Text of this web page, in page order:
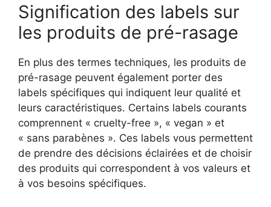
Signification des labels sur
les produits de pré-rasage
En plus des termes techniques, les produits de
pré-rasage peuvent également porter des
labels spécifiques qui indiquent leur qualité et
leurs caractéristiques. Certains labels courants
comprennent « cruelty-free », « vegan » et
« sans parabènes ». Ces labels vous permettent
de prendre des décisions éclairées et de choisir
des produits qui correspondent à vos valeurs et
à vos besoins spécifiques.